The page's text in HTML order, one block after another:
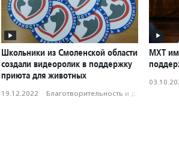
Школьники из Смоленской области
создали видеоролик в поддержку
приюта для животных
19.12.2022 · Благотвори­тель­ность и
МХТ